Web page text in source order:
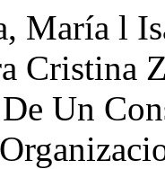
María l
Cristina
Un